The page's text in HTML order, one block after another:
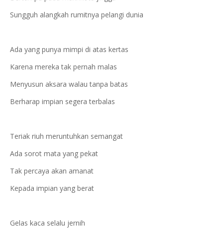
Sungguh alangkah rumitnya pelangi dunia
Ada yang punya mimpi di atas kertas
Karena mereka tak pernah malas
Menyusun aksara walau tanpa batas
Berharap impian segera terbalas
Teriak riuh meruntuhkan semangat
Ada sorot mata yang pekat
Tak percaya akan amanat
Kepada impian yang berat
Gelas kaca selalu jernih